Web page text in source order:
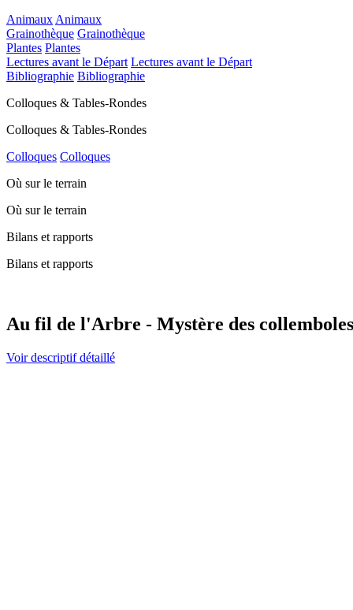
Animaux Animaux
Grainothèque Grainothèque
Plantes Plantes
Lectures avant le Départ Lectures avant le Départ
Bibliographie Bibliographie
Colloques & Tables-Rondes
Colloques & Tables-Rondes
Colloques Colloques
Où sur le terrain
Où sur le terrain
Bilans et rapports
Bilans et rapports
Au fil de l'Arbre - Mystère des
Voir descriptif détaillé